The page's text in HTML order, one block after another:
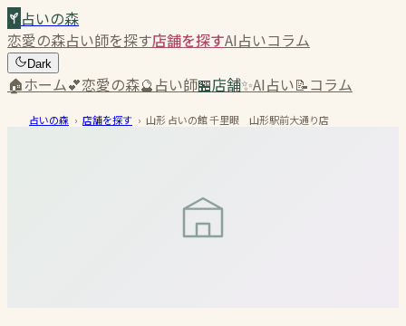
占いの森
恋愛の森占い師を探す店舗を探すAI占いコラム
Dark
🏠ホーム💕恋愛の森🔮占い師🏪店舗✨AI占い📝コラム
占いの森 › 店舗を探す › 山形 占いの館 千里眼 山形駅前大通り店